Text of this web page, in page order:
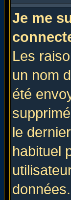
Je me
Les
un nom
été
le
habituel